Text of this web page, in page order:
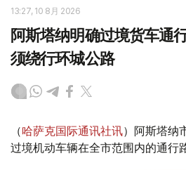
13:27, 10 8月 2026
阿斯塔纳明确过境货车通
须绕行环城公路
（哈萨克国际通讯社讯）阿斯塔纳
过境机动车辆在全市范围内的通行